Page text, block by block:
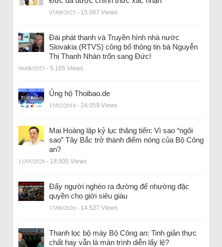
07/08/2023 - 15.067 Views
Đài phát thanh và Truyền hình nhà nước
Slovakia (RTVS) công bố thông tin bà Nguyễn
Thị Thanh Nhàn trốn sang Đức!
06/08/2023 - 5.165 Views
Ủng hộ Thoibao.de
15/02/2018 - 24.059 Views
Mai Hoàng lập kỷ lục thăng tiến: Vì sao “ngôi
sao” Tây Bắc trở thành điểm nóng của Bộ Công
an?
11/05/2026 - 18.505 Views
Đẩy người nghèo ra đường để nhường đặc
quyền cho giới siêu giàu
17/06/2026 - 14.527 Views
Thanh lọc bộ máy Bộ Công an: Tinh giản thực
chất hay vẫn là màn trình diễn lấy lệ?